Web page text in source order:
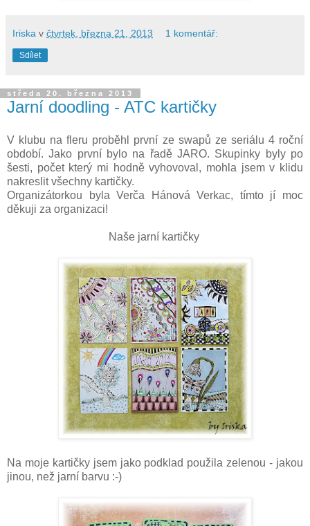
Iriska v čtvrtek, března 21, 2013 1 komentář:
Sdílet
středa 20. března 2013
Jarní doodling - ATC kartičky
V klubu na fleru proběhl první ze swapů ze seriálu 4 roční
období. Jako první bylo na řadě JARO. Skupinky byly po
šesti, počet který mi hodně vyhovoval, mohla jsem v klidu
nakreslit všechny kartičky.
Organizátorkou byla Verča Hánová Verkac, tímto jí moc
děkuji za organizaci!
Naše jarní kartičky
Na moje kartičky jsem jako podklad použila zelenou - jakou
jinou, než jarní barvu :-)